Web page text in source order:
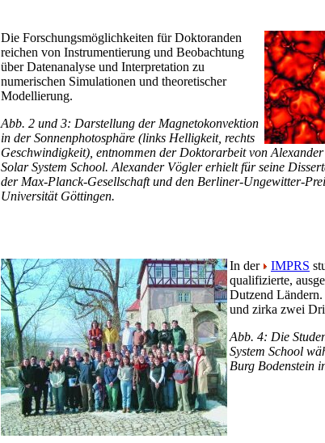
Die Forschungsmöglichkeiten für Doktoranden
reichen von Instrumentierung und Beobachtung
über Datenanalyse und Interpretation zu
numerischen Simulationen und theoretischer
Modellierung.
Abb. 2 und 3: Darstellung der Magnetokonvektion
in der Sonnenphotosphäre (links Helligkeit, rechts
Geschwindigkeit), entnommen der Doktorarbeit von
Solar System School. Alexander Vögler erhielt für seine
der Max-Planck-Gesellschaft und den Berliner-Ungewitter-
Universität Göttingen.
In der IMPRS
qualifizierte,
Dutzend
und zirka zwei
Abb. 4: Die
System School
Burg Bodenstein